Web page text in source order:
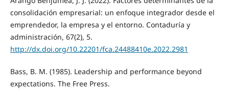
consolidación empresarial: un enfoque integrador desde el
emprendedor, la empresa y el entorno. Contaduría y
administración, 67(2), 5.
http://dx.doi.org/10.22201/fca.24488410e.2022.2981
Bass, B. M. (1985). Leadership and performance beyond
expectations. The Free Press.